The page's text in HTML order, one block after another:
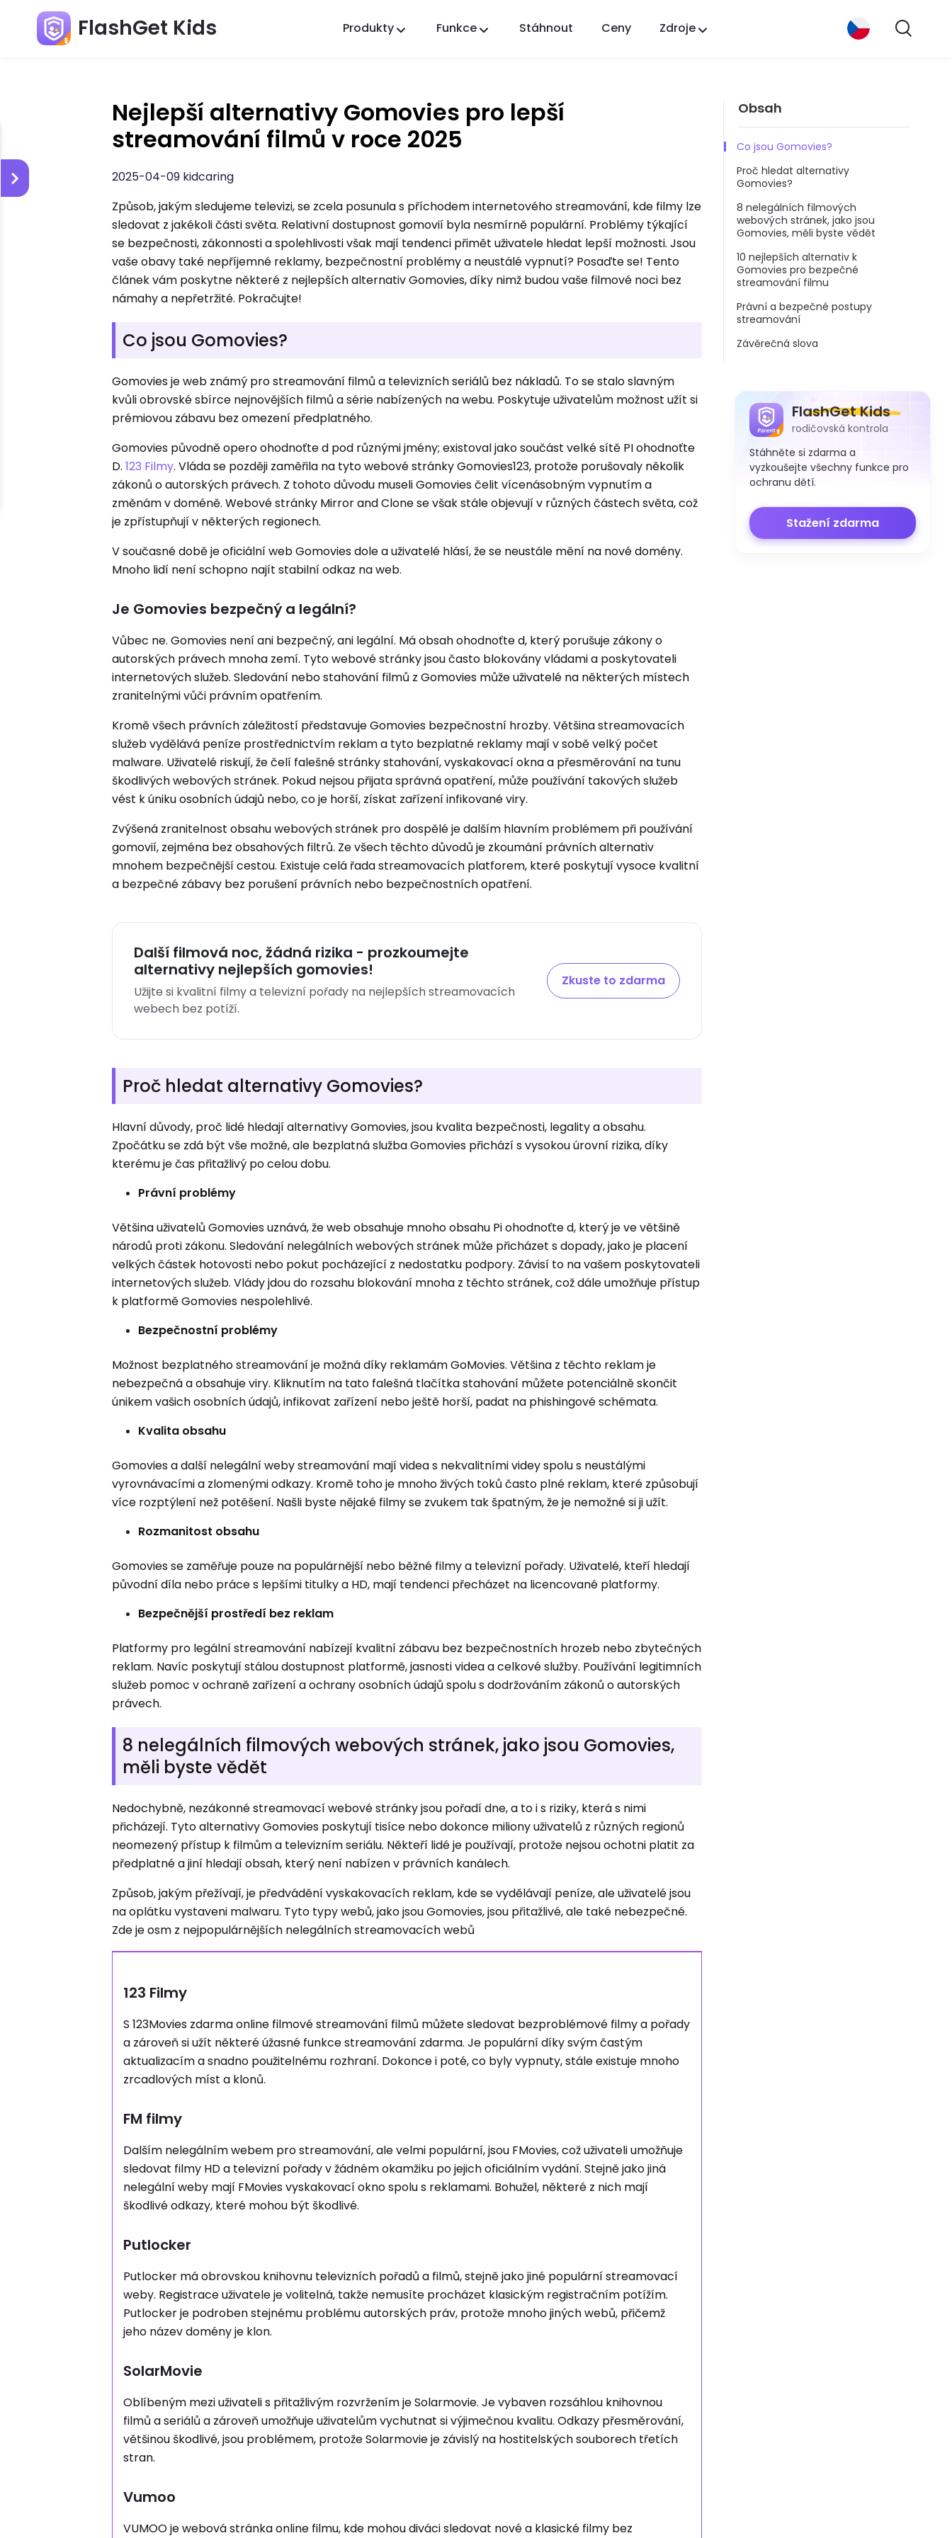
FlashGet Kids Produkty
FlashGet Finder
Ochrana proti krádeži vašeho telefonu, naše
odpovědnost.
Funkce Stáhnout Ceny Zdroje
Nejlepší alternativy Gomovies pro lepší
streamování filmů v roce 2025
2025-04-09 kidcaring
Způsob, jakým sledujeme televizi, se zcela posunula s příchodem internetového streamování, kde filmy lze
sledovat z jakékoli části světa. Relativní dostupnost gomovií byla nesmírně populární. Problémy týkající
se bezpečnosti, zákonnosti a spolehlivosti však mají tendenci přimět uživatele hledat lepší možnosti. Jsou
vaše obavy také nepříjemné reklamy, bezpečnostní problémy a neustálé vypnutí? Posaďte se! Tento
článek vám poskytne některé z nejlepších alternativ Gomovies, díky nimž budou vaše filmové noci bez
námahy a nepřetržité. Pokračujte!
Co jsou Gomovies?
Gomovies je web známý pro streamování filmů a televizních seriálů bez nákladů. To se stalo slavným
kvůli obrovské sbírce nejnovějších filmů a série nabízených na webu. Poskytuje uživatelům možnost užít si
prémiovou zábavu bez omezení předplatného.
Gomovies původně opero ohodnoťte d pod různými jmény; existoval jako součást velké sítě PI ohodnoťte
D.123 Filmy. Vláda se později zaměřila na tyto webové stránky Gomovies123, protože porušovaly několik
zákonů o autorských právech. Z tohoto důvodu museli Gomovies čelit vícenásobným vypnutím a
změnám v doméně. Webové stránky Mirror and Clone se však stále objevují v různých částech světa, což
je zpřístupňují v některých regionech.
V současné době je oficiální web Gomovies dole a uživatelé hlásí, že se neustále mění na nové domény.
Mnoho lidí není schopno najít stabilní odkaz na web.
Je Gomovies bezpečný a legální?
Vůbec ne. Gomovies není ani bezpečný, ani legální. Má obsah ohodnoťte d, který porušuje zákony o
autorských právech mnoha zemí. Tyto webové stránky jsou často blokovány vládami a poskytovateli
internetových služeb. Sledování nebo stahování filmů z Gomovies může uživatelé na některých místech
zranitelnými vůči právním opatřením.
Kromě všech právních záležitostí představuje Gomovies bezpečnostní hrozby. Většina streamovacích
služeb vydělává peníze prostřednictvím reklam a tyto bezplatné reklamy mají v sobě velký počet
malware. Uživatelé riskují, že čelí falešné stránky stahování, vyskakovací okna a přesměrování na tunu
škodlivých webových stránek. Pokud nejsou přijata správná opatření, může používání takových služeb
vést k úniku osobních údajů nebo, co je horší, získat zařízení infikované viry.
Zvýšená zranitelnost obsahu webových stránek pro dospělé je dalším hlavním problémem při používání
gomovií, zejména bez obsahových filtrů. Ze všech těchto důvodů je zkoumání právních alternativ
mnohem bezpečnější cestou. Existuje celá řada streamovacích platforem, které poskytují vysoce kvalitní
a bezpečné zábavy bez porušení právních nebo bezpečnostních opatření.
Další filmová noc, žádná rizika - prozkoumejte
alternativy nejlepších gomovies!
Užijte si kvalitní filmy a televizní pořady na nejlepších streamovacích
webech bez potíží.
Zkuste to zdarma
Proč hledat alternativy Gomovies?
Hlavní důvody, proč lidé hledají alternativy Gomovies, jsou kvalita bezpečnosti, legality a obsahu.
Zpočátku se zdá být vše možné, ale bezplatná služba Gomovies přichází s vysokou úrovní rizika, díky
kterému je čas přitažlivý po celou dobu.
Právní problémy
Většina uživatelů Gomovies uznává, že web obsahuje mnoho obsahu Pi ohodnoťte d, který je ve většině
národů proti zákonu. Sledování nelegálních webových stránek může přicházet s dopady, jako je placení
velkých částek hotovosti nebo pokut pocházející z nedostatku podpory. Závisí to na vašem poskytovateli
internetových služeb. Vlády jdou do rozsahu blokování mnoha z těchto stránek, což dále umožňuje přístup
k platformě Gomovies nespolehlivé.
Bezpečnostní problémy
Možnost bezplatného streamování je možná díky reklamám GoMovies. Většina z těchto reklam je
nebezpečná a obsahuje viry. Kliknutím na tato falešná tlačítka stahování můžete potenciálně skončit
únikem vašich osobních údajů, infikovat zařízení nebo ještě horší, padat na phishingové schémata.
Kvalita obsahu
Gomovies a další nelegální weby streamování mají videa s nekvalitními videy spolu s neustálými
vyrovnávacími a zlomenými odkazy. Kromě toho je mnoho živých toků často plné reklam, které způsobují
více rozptýlení než potěšení. Našli byste nějaké filmy se zvukem tak špatným, že je nemožné si ji užít.
Rozmanitost obsahu
Gomovies se zaměřuje pouze na populárnější nebo běžné filmy a televizní pořady. Uživatelé, kteří hledají
původní díla nebo práce s lepšími titulky a HD, mají tendenci přecházet na licencované platformy.
Bezpečnější prostředí bez reklam
Platformy pro legální streamování nabízejí kvalitní zábavu bez bezpečnostních hrozeb nebo zbytečných
reklam. Navíc poskytují stálou dostupnost platformě, jasnosti videa a celkové služby. Používání legitimních
služeb pomoc v ochraně zařízení a ochrany osobních údajů spolu s dodržováním zákonů o autorských
právech.
8 nelegálních filmových webových stránek, jako jsou Gomovies,
měli byste vědět
Nedochybně, nezákonné streamovací webové stránky jsou pořadí dne, a to i s riziky, která s nimi
přicházejí. Tyto alternativy Gomovies poskytují tisíce nebo dokonce miliony uživatelů z různých regionů
neomezený přístup k filmům a televizním seriálu. Někteří lidé je používají, protože nejsou ochotni platit za
předplatné a jiní hledají obsah, který není nabízen v právních kanálech.
Způsob, jakým přežívají, je předvádění vyskakovacích reklam, kde se vydělávají peníze, ale uživatelé jsou
na oplátku vystaveni malwaru. Tyto typy webů, jako jsou Gomovies, jsou přitažlivé, ale také nebezpečné.
Zde je osm z nejpopulárnějších nelegálních streamovacích webů
123 Filmy
S 123Movies zdarma online filmové streamování filmů můžete sledovat bezproblémové filmy a pořady
a zároveň si užít některé úžasné funkce streamování zdarma. Je populární díky svým častým
aktualizacím a snadno použitelnému rozhraní. Dokonce i poté, co byly vypnuty, stále existuje mnoho
zrcadlových míst a klonů.
FM filmy
Dalším nelegálním webem pro streamování, ale velmi populární, jsou FMovies, což uživateli umožňuje
sledovat filmy HD a televizní pořady v žádném okamžiku po jejich oficiálním vydání. Stejně jako jiná
nelegální weby mají FMovies vyskakovací okno spolu s reklamami. Bohužel, některé z nich mají
škodlivé odkazy, které mohou být škodlivé.
Putlocker
Putlocker má obrovskou knihovnu televizních pořadů a filmů, stejně jako jiné populární streamovací
weby. Registrace uživatele je volitelná, takže nemusíte procházet klasickým registračním potížím.
Putlocker je podroben stejnému problému autorských práv, protože mnoho jiných webů, přičemž
jeho název domény je klon.
SolarMovie
Oblíbeným mezi uživateli s přitažlivým rozvržením je Solarmovie. Je vybaven rozsáhlou knihovnou
filmů a seriálů a zároveň umožňuje uživatelům vychutnat si výjimečnou kvalitu. Odkazy přesměrování,
většinou škodlivé, jsou problémem, protože Solarmovie je závislý na hostitelských souborech třetích
stran.
Vumoo
VUMOO je webová stránka online filmu, kde mohou diváci sledovat nové a klasické filmy bez
Obsah
Co jsou Gomovies?
Proč hledat alternativy
Gomovies?
8 nelegálních filmových
webových stránek, jako jsou
Gomovies, měli byste vědět
10 nejlepších alternativ k
Gomovies pro bezpečné
streamování filmu
Právní a bezpečné postupy
streamování
Závěrečná slova
FlashGet Kids
rodičovská kontrola
Stáhněte si zdarma a
vyzkoušejte všechny funkce pro
ochranu dětí.
Stažení zdarma